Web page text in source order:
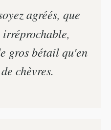
agréés, que
gros bétail qu'en
chèvres.